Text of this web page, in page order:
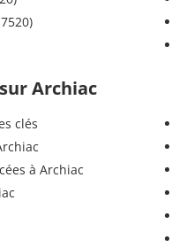
Archiac
clés
à Archiac